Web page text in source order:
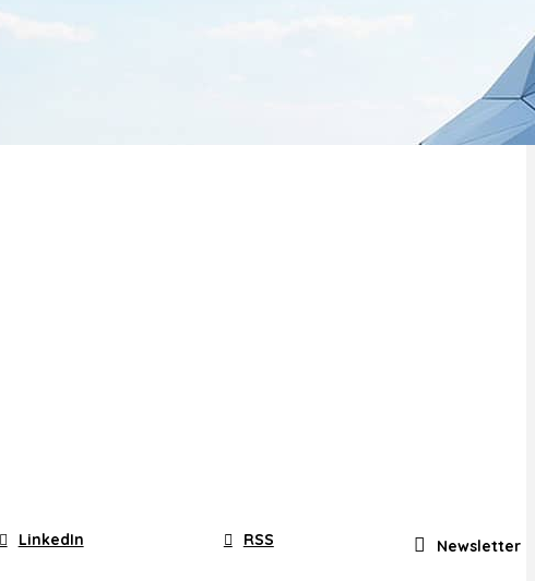
LinkedIn RSS Newsletter